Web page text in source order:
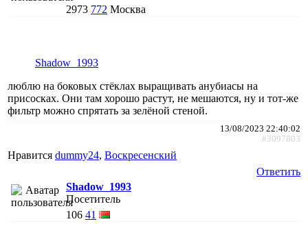
2973 772 Москва
Shadow_1993
люблю на боковых стёклах выращивать анубиасы на
присосках. Они там хорошо растут, не мешаются, ну и тот-же
фильтр можно спрятать за зелёной стеной.
13/08/2023 22:40:02
#3097803
Нравится dummy24, Воскресенский
Ответить
Shadow_1993
Посетитель
106 41